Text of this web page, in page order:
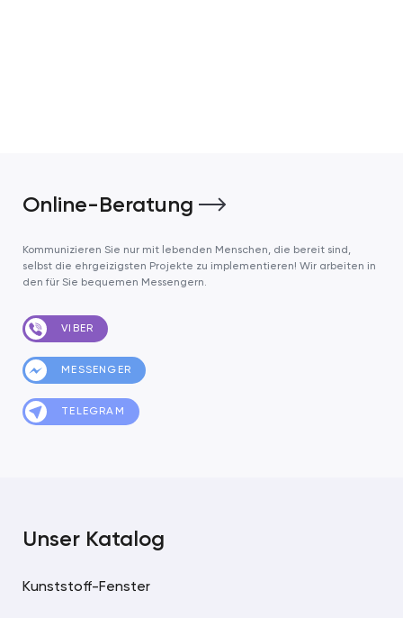
Online-Beratung
Kommunizieren Sie nur mit lebenden Menschen, die bereit sind,
selbst die ehrgeizigsten Projekte zu implementieren! Wir arbeiten in
den für Sie bequemen Messengern.
VIBER
MESSENGER
TELEGRAM
Unser Katalog
Kunststoff-Fenster